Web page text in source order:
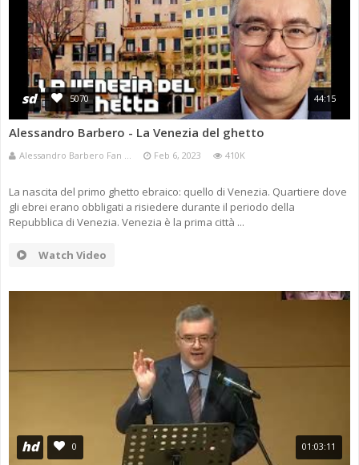
sd 5070 44:15
Alessandro Barbero - La Venezia del ghetto
Alessandro Barbero Fan ... Feb 6, 2023 410K
La nascita del primo ghetto ebraico: quello di Venezia. Quartiere dove
gli ebrei erano obbligati a risiedere durante il periodo della
Repubblica di Venezia. Venezia è la prima città ...
Watch Video
hd 0 01:03:11